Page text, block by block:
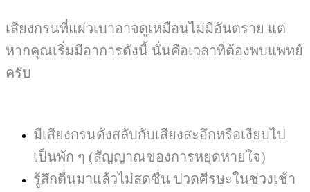
เสียงกรนที่แผ่วเบาอาจดูเหมือนไม่มีอันตราย แต่
หากคุณเริ่มมีอาการดังนี้ นั่นคือเวลาที่ต้องพบแพทย์
ครับ
มีเสียงกรนดังสลับกับเสียงสะอึกหรือเงียบไป
เป็นพัก ๆ (สัญญาณของการหยุดหายใจ)
รู้สึกตื่นมาแล้วไม่สดชื่น ปวดศีรษะในช่วงเช้า